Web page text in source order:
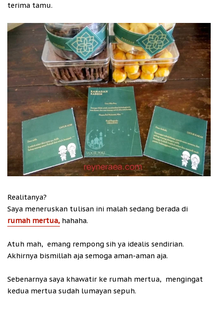
terima tamu.
Realitanya?
Saya meneruskan tulisan ini malah sedang berada di
rumah mertua, hahaha.
Atuh mah, emang rempong sih ya idealis sendirian.
Akhirnya bismillah aja semoga aman-aman aja.
Sebenarnya saya khawatir ke rumah mertua, mengingat
kedua mertua sudah lumayan sepuh.